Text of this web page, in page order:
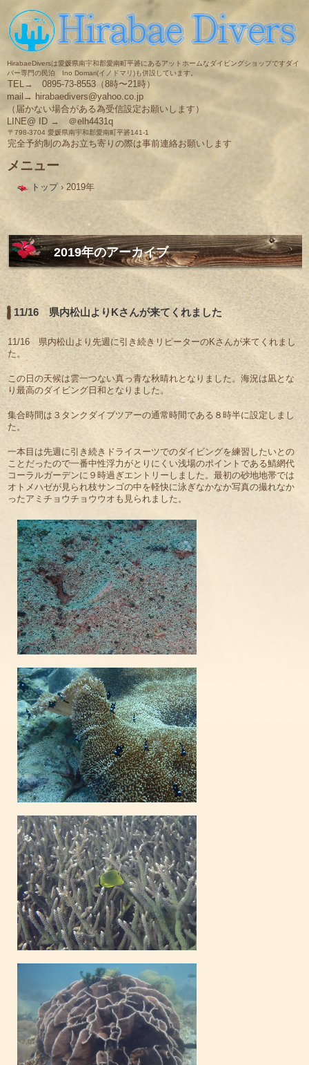
HirabaeDiversは愛媛県南宇和郡愛南町平碆にあるアットホームなダイビングショップですダイ
バー専門の民泊 Ino Domari(イノドマリ)も併設しています。
TEL→ 0895-73-8553（8時〜21時）
mail→ hirabaedivers@yahoo.co.jp
（届かない場合がある為受信設定お願いします）
LINE@ ID → ＠elh4431q
〒798-3704 愛媛県南宇和郡愛南町平碆141-1
完全予約制の為お立ち寄りの際は事前連絡お願いします
メニュー
へ
ス
キ
ッ
プ
トップ › 2019年
2019年のアーカイブ
11/16 県内松山よりKさんが来てくれました
11/16 県内松山より先週に引き続きリピーターのKさんが来てくれまし
た。
この日の天候は雲一つない真っ青な秋晴れとなりました。海況は凪とな
り最高のダイビング日和となりました。
集合時間は３タンクダイブツアーの通常時間である８時半に設定しまし
た。
一本目は先週に引き続きドライスーツでのダイビングを練習したいとの
ことだったので一番中性浮力がとりにくい浅場のポイントである鯖網代
コーラルガーデンに９時過ぎエントリーしました。最初の砂地地帯では
オトメハゼが見られ枝サンゴの中を軽快に泳ぎなかなか写真の撮れなか
ったアミチョウチョウウオも見られました。